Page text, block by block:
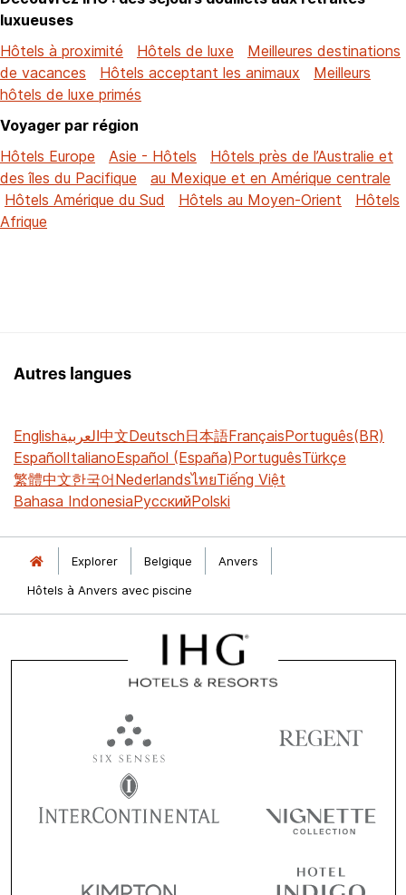
luxueuses
Hôtels à proximité
Hôtels de luxe
Meilleures destinations
de vacances
Hôtels acceptant les animaux
Meilleurs
hôtels de luxe primés
Voyager par région
Hôtels Europe
Asie - Hôtels
Hôtels près de l’Australie et
des îles du Pacifique
au Mexique et en Amérique centrale
Hôtels Amérique du Sud
Hôtels au Moyen-Orient
Hôtels
Afrique
Autres langues
Englishالعربية中文Deutsch日本語FrançaisPortuguês(BR)
EspañolItalianoEspañol (España)PortuguêsTürkçe
繁體中文한국어NederlandsไทยTiếng Việt
Bahasa IndonesiaРусскийPolski
Explorer Belgique
Anvers
Hôtels à Anvers avec piscine